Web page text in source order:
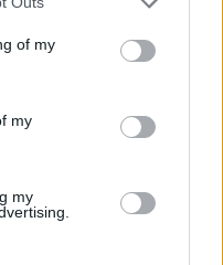
You may click to
its third-party tags to
in below Google
of my
my
my
της έκλεψαν 23
χρυσαφικά αξίας